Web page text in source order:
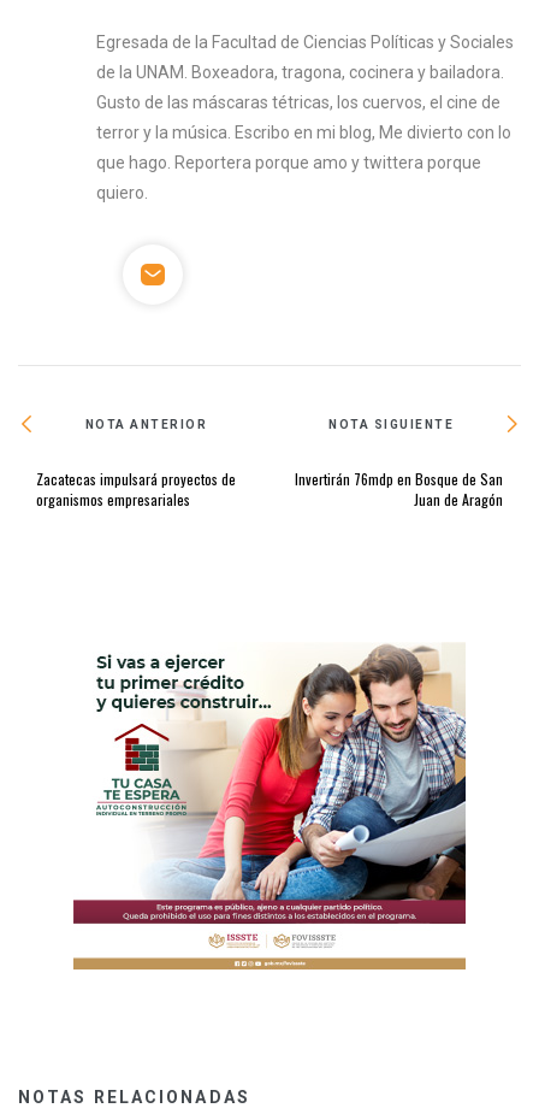
Egresada de la Facultad de Ciencias Políticas y Sociales
de la UNAM. Boxeadora, tragona, cocinera y bailadora.
Gusto de las máscaras tétricas, los cuervos, el cine de
terror y la música. Escribo en mi blog, Me divierto con lo
que hago. Reportera porque amo y twittera porque
quiero.
NOTA ANTERIOR
Zacatecas impulsará proyectos de
organismos empresariales
NOTA SIGUIENTE
Invertirán 76mdp en Bosque de San
Juan de Aragón
NOTAS RELACIONADAS